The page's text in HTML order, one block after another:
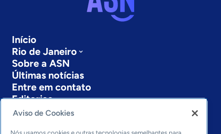
Início
Rio de Janeiro
Sobre a ASN
Últimas notícias
Entre em contato
Editorias
Economia & Política
Inovação & Tecnologia
Aviso de Cookies